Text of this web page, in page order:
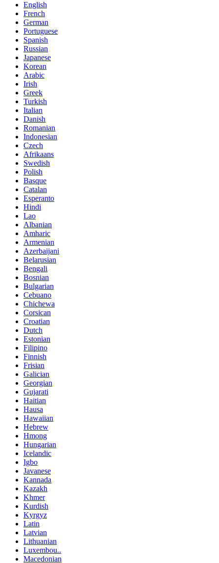
English
French
German
Portuguese
Spanish
Russian
Japanese
Korean
Arabic
Irish
Greek
Turkish
Italian
Danish
Romanian
Indonesian
Czech
Afrikaans
Swedish
Polish
Basque
Catalan
Esperanto
Hindi
Lao
Albanian
Amharic
Armenian
Azerbaijani
Belarusian
Bengali
Bosnian
Bulgarian
Cebuano
Chichewa
Corsican
Croatian
Dutch
Estonian
Filipino
Finnish
Frisian
Galician
Georgian
Gujarati
Haitian
Hausa
Hawaiian
Hebrew
Hmong
Hungarian
Icelandic
Igbo
Javanese
Kannada
Kazakh
Khmer
Kurdish
Kyrgyz
Latin
Latvian
Lithuanian
Luxembou..
Macedonian